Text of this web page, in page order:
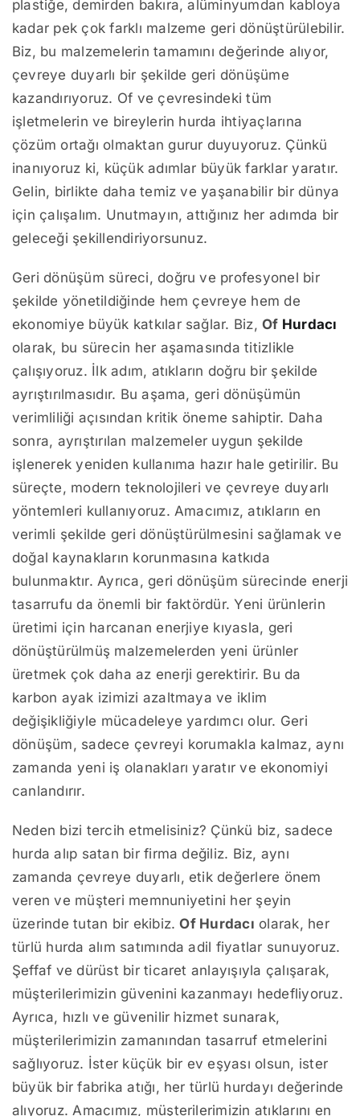
plastiğe, demirden bakıra, alüminyumdan kabloya
kadar pek çok farklı malzeme geri dönüştürülebilir.
Biz, bu malzemelerin tamamını değerinde alıyor,
çevreye duyarlı bir şekilde geri dönüşüme
kazandırıyoruz. Of ve çevresindeki tüm
işletmelerin ve bireylerin hurda ihtiyaçlarına
çözüm ortağı olmaktan gurur duyuyoruz. Çünkü
inanıyoruz ki, küçük adımlar büyük farklar yaratır.
Gelin, birlikte daha temiz ve yaşanabilir bir dünya
için çalışalım. Unutmayın, attığınız her adımda bir
geleceği şekillendiriyorsunuz.
Geri dönüşüm süreci, doğru ve profesyonel bir
şekilde yönetildiğinde hem çevreye hem de
ekonomiye büyük katkılar sağlar. Biz,Of Hurdacı
olarak, bu sürecin her aşamasında titizlikle
çalışıyoruz. İlk adım, atıkların doğru bir şekilde
ayrıştırılmasıdır. Bu aşama, geri dönüşümün
verimliliği açısından kritik öneme sahiptir. Daha
sonra, ayrıştırılan malzemeler uygun şekilde
işlenerek yeniden kullanıma hazır hale getirilir. Bu
süreçte, modern teknolojileri ve çevreye duyarlı
yöntemleri kullanıyoruz. Amacımız, atıkların en
verimli şekilde geri dönüştürülmesini sağlamak ve
doğal kaynakların korunmasına katkıda
bulunmaktır. Ayrıca, geri dönüşüm sürecinde enerji
tasarrufu da önemli bir faktördür. Yeni ürünlerin
üretimi için harcanan enerjiye kıyasla, geri
dönüştürülmüş malzemelerden yeni ürünler
üretmek çok daha az enerji gerektirir. Bu da
karbon ayak izimizi azaltmaya ve iklim
değişikliğiyle mücadeleye yardımcı olur. Geri
dönüşüm, sadece çevreyi korumakla kalmaz, aynı
zamanda yeni iş olanakları yaratır ve ekonomiyi
canlandırır.
Neden bizi tercih etmelisiniz? Çünkü biz, sadece
hurda alıp satan bir firma değiliz. Biz, aynı
zamanda çevreye duyarlı, etik değerlere önem
veren ve müşteri memnuniyetini her şeyin
üzerinde tutan bir ekibiz.Of Hurdacı olarak, her
türlü hurda alım satımında adil fiyatlar sunuyoruz.
Şeffaf ve dürüst bir ticaret anlayışıyla çalışarak,
müşterilerimizin güvenini kazanmayı hedefliyoruz.
Ayrıca, hızlı ve güvenilir hizmet sunarak,
müşterilerimizin zamanından tasarruf etmelerini
sağlıyoruz. İster küçük bir ev eşyası olsun, ister
büyük bir fabrika atığı, her türlü hurdayı değerinde
alıyoruz. Amacımız, müşterilerimizin atıklarını en